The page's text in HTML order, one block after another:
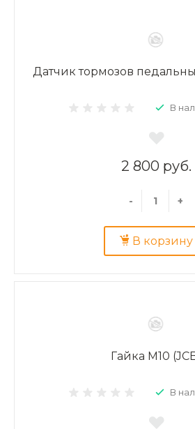
Датчик тормозов
В
2 800 руб.
- +
В корзину
Гайка М10
В